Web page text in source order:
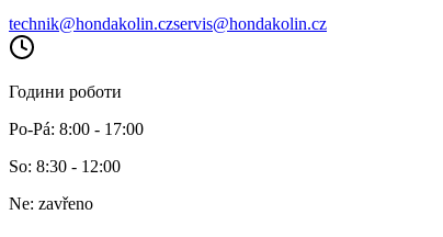
technik@hondakolin.czservis@hondakolin.cz
Години роботи
Po-Pá: 8:00 - 17:00
So: 8:30 - 12:00
Ne: zavřeno